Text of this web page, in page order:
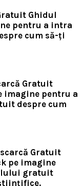
Ghidul
pentru a intra
cum să-ți
Gratuit
imagine pentru a
despre cum
Gratuit
pe imagine
gratuit